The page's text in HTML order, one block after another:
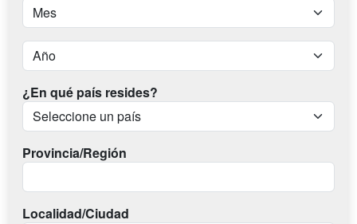
¿En qué país resides?
Provincia/Región
Localidad/Ciudad